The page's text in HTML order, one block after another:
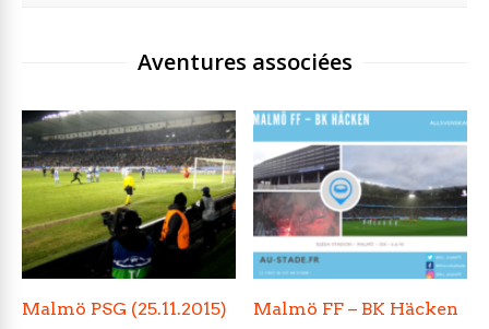
Aventures associées
Malmö PSG (25.11.2015) Malmö FF – BK Häcken